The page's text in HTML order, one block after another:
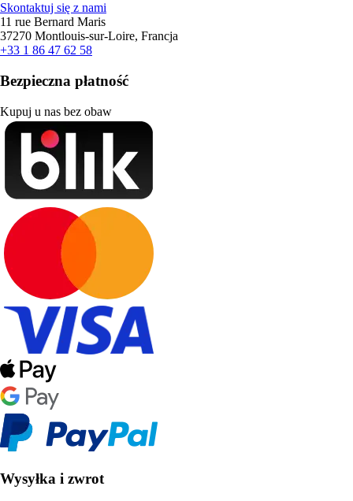
Skontaktuj się z nami
11 rue Bernard Maris
37270 Montlouis-sur-Loire, Francja
+33 1 86 47 62 58
Bezpieczna płatność
Kupuj u nas bez obaw
Wysyłka i zwrot